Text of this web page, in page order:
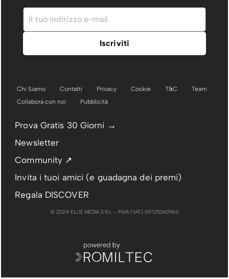
Chi Siamo Contatti Privacy Cookie T&C
Team
Collabora con noi
Pubblicità
Prova Gratis 30 Giorni →
Newsletter
Community ↗
Invita i tuoi amici (e guadagna dei premi)
Regala DISCOVER
© 2024 ELLIS MEDIA S.R.L. - P.IVA (VAT) 09725260963